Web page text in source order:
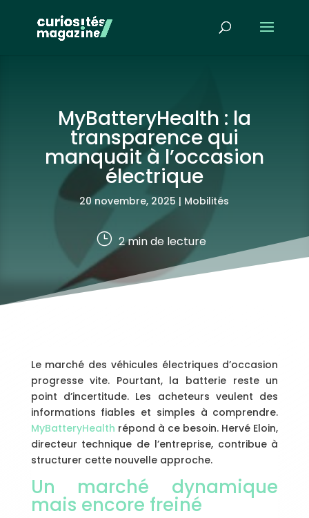
MyBatteryHealth : la
transparence qui
manquait à l’occasion
électrique
20 novembre, 2025 | Mobilités
} 2min de lecture
Le marché des véhicules électriques d’occasion
progresse vite. Pourtant, la batterie reste un
point d’incertitude. Les acheteurs veulent des
informations fiables et simples à comprendre.
MyBatteryHealth répond à ce besoin. Hervé Eloin,
directeur technique de l’entreprise, contribue à
structurer cette nouvelle approche.
Un marché dynamique
mais encore freiné